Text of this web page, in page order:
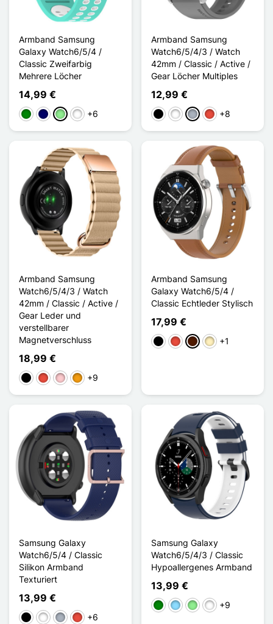
Armband Samsung
Galaxy Watch6/5/4 /
Classic Zweifarbig
Mehrere Löcher
14,99 €
GrünMarineblau
HellgrünRose / Blanc
+6
Armband Samsung
Watch6/5/4/3 / Watch
42mm / Classic / Active /
Gear Löcher Multiples
12,99 €
Schwarz
WeißGrauRot +8
Armband Samsung
Watch6/5/4/3 / Watch
42mm / Classic / Active /
Gear Leder und
verstellbarer
Magnetverschluss
18,99 €
Schwarz
Rot PinkOrange
+9
Armband Samsung
Galaxy Watch6/5/4 /
Classic Echtleder Stylisch
17,99 €
Schwarz
Rot Dunkelbraun
Hellbraun
+1
Samsung Galaxy
Watch6/5/4 / Classic
Silikon Armband
Texturiert
13,99 €
Schwarz
WeißGrauRot +6
Samsung Galaxy
Watch6/5/4/3 / Classic
Hypoallergenes Armband
13,99 €
GrünHellblauHellgrünRose / Blanc
+9